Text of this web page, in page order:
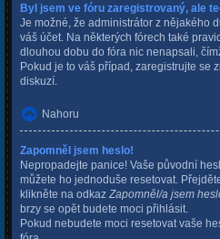
Byl jsem ve fóru zaregistrovaný, ale
Je možné, že administrátor z nějakého
váš účet. Na některých fórech také
dlouhou dobu do fóra nic nenapsali,
Pokud je to váš případ, zaregistrujte se
diskuzí.
Nahoru
Zapomněl jsem heslo!
Nepropadejte panice! Vaše původní
můžete ho jednoduše resetovat.
klikněte na odkaz Zapomněl/a jsem
brzy se opět budete moci přihlásit.
Pokud nebudete moci resetovat vaše